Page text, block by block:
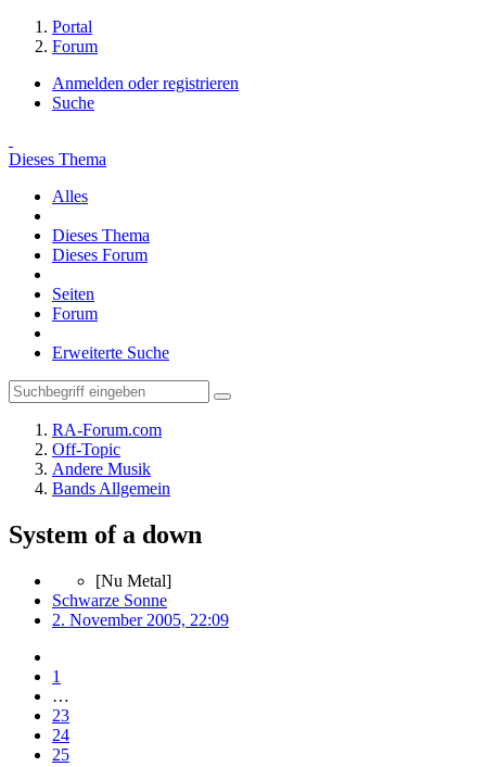
Portal
Forum
Anmelden oder registrieren
Suche
Dieses Thema
Alles
Dieses Thema
Dieses Forum
Seiten
Forum
Erweiterte Suche
RA-Forum.com
Off-Topic
Andere Musik
Bands Allgemein
System of a down
[Nu Metal]
Schwarze Sonne
2. November 2005, 22:09
1
…
23
24
25